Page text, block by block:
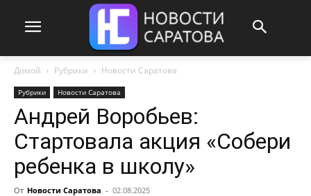
Домой Рубрики Новости Саратова
Рубрики Новости Саратова
Андрей Воробьев:
Стартовала акция «Собери
ребенка в школу»
От Новости Саратова - 02.08.2025